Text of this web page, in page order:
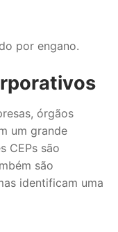
por engano.
órgãos
um grande
CEPs são
são
identificam uma